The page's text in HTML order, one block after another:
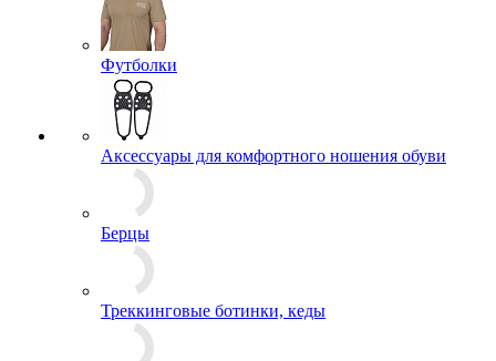
Джемперы, Толстовки
Кители
Комбинезоны
Костюмы